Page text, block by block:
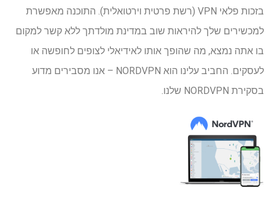
בזכות פלאי VPN (רשת פרטית וירטואלית). התוכנה מאפשרת
למכשירים שלך להיראות שוב במדינת מולדתך ללא קשר למקום
בו אתה נמצא, מה שהופך אותו לאידיאלי לצופים לחופשה או
לעסקים. החביב עלינו הוא NORDVPN – אנו מסבירים מדוע
בסקירת NORDVPN שלנו.